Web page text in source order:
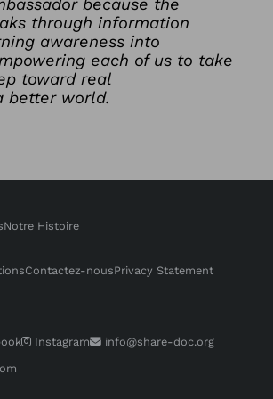
because the
through information
awareness into
each of us to take
toward real
better world.
Notre Histoire
Contactez-nousPrivacy Statement
Instagram
info@share-doc.org